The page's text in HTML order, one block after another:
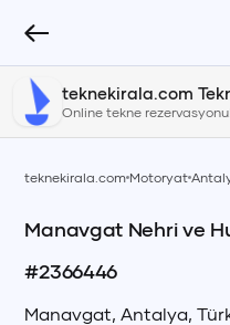
teknekirala.com
Online tekne rezervasyonu!
teknekirala.com Motoryat
Manavgat Nehri ve
#2366446
Manavgat,Antalya,